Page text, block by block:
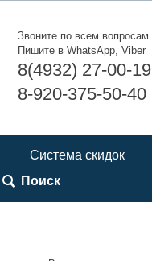
Звоните по всем вопросам
Пишите в WhatsApp, Viber
8(4932) 27-00-19
8-920-375-50-40
Система скидок
Поиск